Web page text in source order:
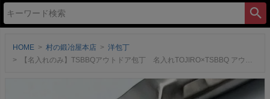
HOME 村の鍛冶屋本店
洋包丁
【名入れのみ】TSBBQアウトドア包丁 名入れTOJIRO×TSBBQ アウトドア包丁3種（ユーティリティナイフ／パン切り包丁／小出刃包丁）に対応！※商品は付属しません。商品本体をお持ちで無い方は必ずセットでお買い求めください。